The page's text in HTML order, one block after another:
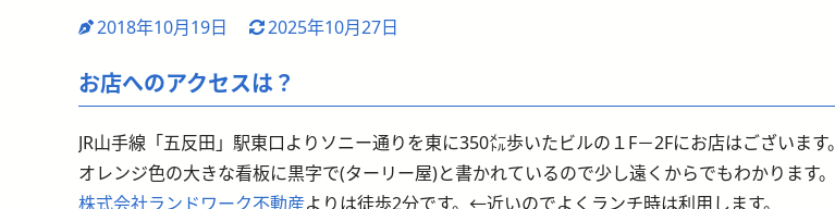
2018年10月19日 2025年10月27日
お店へのアクセスは？
JR山手線「五反田」駅東口よりソニー通りを東に350㍍歩いたビルの１F－2Fにお店はございます。
オレンジ色の大きな看板に黒字で(ターリー屋)と書かれているので少し遠くからでもわかります。
株式会社ランドワーク不動産よりは徒歩2分です。←近いのでよくランチ時は利用します。